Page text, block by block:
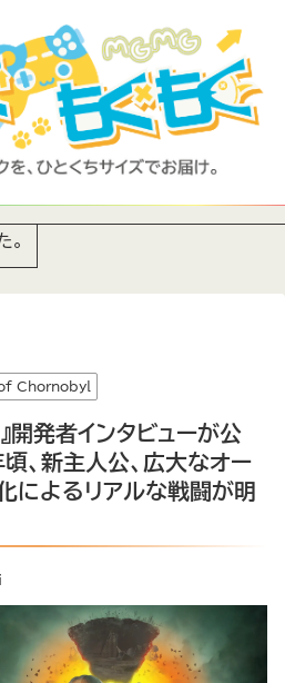
。
Chornobyl
発者インタビューが公
、新主人公、広大なオー
によるリアルな戦闘が明